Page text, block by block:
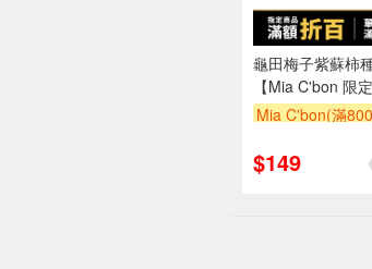
龜田梅子紫蘇柿
【Mia C'bon 限定
Mia C'bon(滿
$149